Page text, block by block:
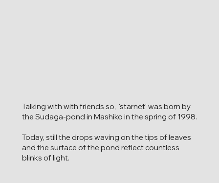
Talking with with friends so, 'starnet' was born by
the Sudaga-pond in Mashiko in the spring of 1998.
Today, still the drops waving on the tips of leaves
and the surface of the pond reflect countless
blinks of light.